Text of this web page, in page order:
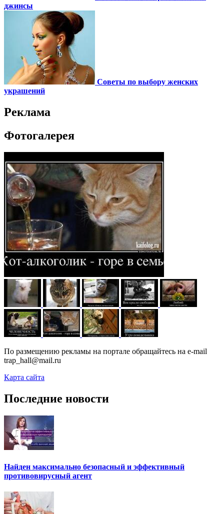
джинсы
Советы по выбору женских
украшений
Реклама
Фотогалерея
По размещению рекламы на портале обращайтесь на e-mail
trap_hall@mail.ru
Карта сайта
Последние новости
Найден максимально безопасный и эффективный
противовирусный агент